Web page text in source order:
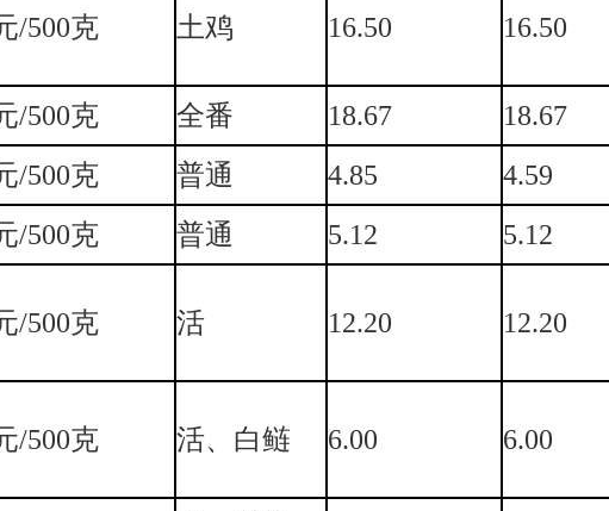
/500克 土鸡 16.50 16.50
/500克 全番 18.67 18.67
/500克 普通 4.85 4.59
/500克 普通 5.12 5.12
/500克 活 12.20 12.20
/500克 活、白鲢 6.00 6.00